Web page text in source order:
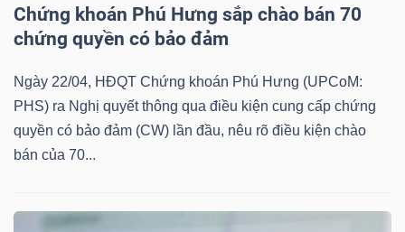
Chứng khoán Phú Hưng sắp chào bán 70
chứng quyền có bảo đảm
Ngày 22/04, HĐQT Chứng khoán Phú Hưng (UPCoM:
PHS) ra Nghị quyết thông qua điều kiện cung cấp chứng
quyền có bảo đảm (CW) lần đầu, nêu rõ điều kiện chào
bán của 70...
CÔNG
NGHỆ
THÔNG
TIN